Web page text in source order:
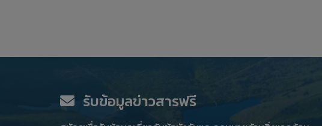
รับข้อมูลข่าวสารฟรี